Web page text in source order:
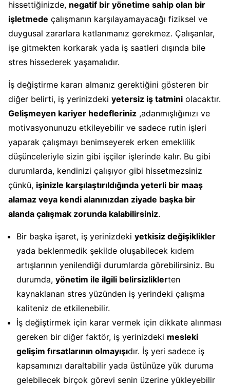
hissettiğinizde, negatif bir yönetime sahip olan bir
işletmede çalışmanın karşılayamayacağı fiziksel ve
duygusal zararlara katlanmanız gerekmez. Çalışanlar,
işe gitmekten korkarak yada iş saatleri dışında bile
stres hissederek yaşamalıdır.
İş değiştirme kararı almanız gerektiğini gösteren bir
diğer belirti, iş yerinizdeki yetersiz iş tatmini olacaktır.
Gelişmeyen kariyer hedefleriniz ,adanmışlığınızı ve
motivasyonunuzu etkileyebilir ve sadece rutin işleri
yaparak çalışmayı benimseyerek erken emeklilik
düşünceleriyle sizin gibi işçiler işlerinde kalır. Bu gibi
durumlarda, kendinizi çalışıyor gibi hissetmezsiniz
çünkü, işinizle karşılaştırıldığında yeterli bir maaş
alamaz veya kendi alanınızdan ziyade başka bir
alanda çalışmak zorunda kalabilirsiniz.
Bir başka işaret, iş yerinizdeki yetkisiz değişiklikler
yada beklenmedik şekilde oluşabilecek kıdem
artışlarının yenilendiği durumlarda görebilirsiniz. Bu
durumda, yönetim ile ilgili belirsizliklerten
kaynaklanan stres yüzünden iş yerindeki çalışma
kaliteniz de etkilenebilir.
İş değiştirmek için karar vermek için dikkate alınması
gereken bir diğer faktör, iş yerinizdeki mesleki
gelişim fırsatlarının olmayışıdır. İş yeri sadece iş
kapsamınızı daraltabilir yada üstünüze yük duruma
gelebilecek birçok görevi senin üzerine yükleyebilir